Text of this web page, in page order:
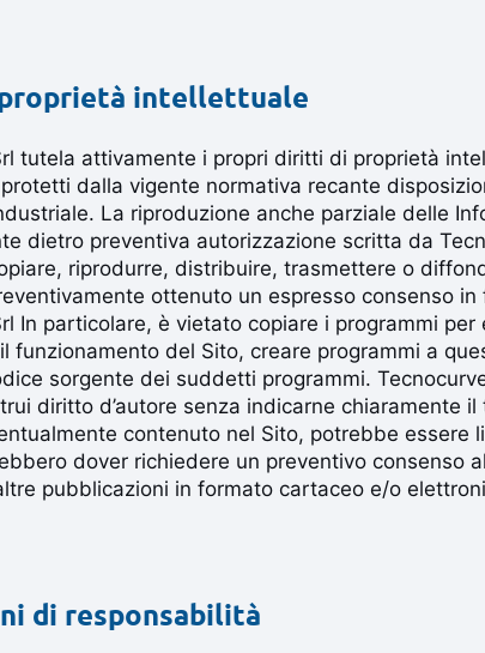
intellettuale
tutela attivamente i propri diritti di proprietà
dalla vigente normativa recante
La riproduzione anche parziale delle
dietro preventiva autorizzazione scritta da
riprodurre, distribuire, trasmettere o
ottenuto un espresso consenso
In particolare, è vietato copiare i programmi
funzionamento del Sito, creare programmi a
sorgente dei suddetti programmi.
diritto d’autore senza indicarne chiaramente
contenuto nel Sito, potrebbe essere
dover richiedere un preventivo consenso
pubblicazioni in formato cartaceo e/o
di responsabilità